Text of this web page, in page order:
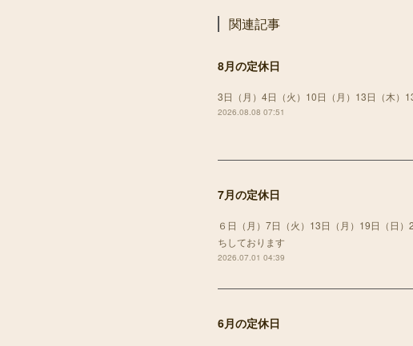
関連記事
8月の定休日
3日（月）4日（火）10日（月）13日（木）
2026.08.08 07:51
7月の定休日
６日（月）7日（火）13日（月）19日（日
ちしております
2026.07.01 04:39
6月の定休日